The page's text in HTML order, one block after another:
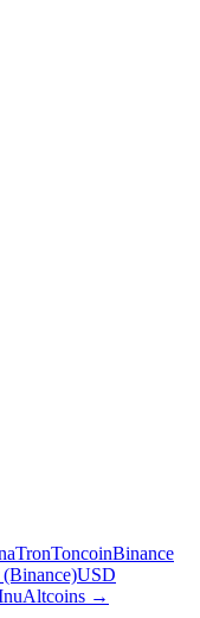
TronToncoinBinance
(Binance)USD
Altcoins →